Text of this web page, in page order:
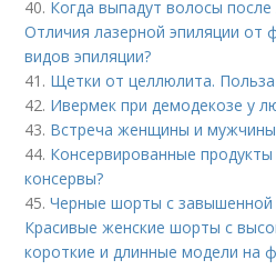
40. Когда выпадут волосы после
Отличия лазерной эпиляции от
видов эпиляции?
41. Щетки от целлюлита.
42. Ивермек при демодекозе у
43. Встреча женщины и
44. Консервированные
консервы?
45.Черные шорты с завышенной
Красивые женские шорты с
короткие и длинные модели на